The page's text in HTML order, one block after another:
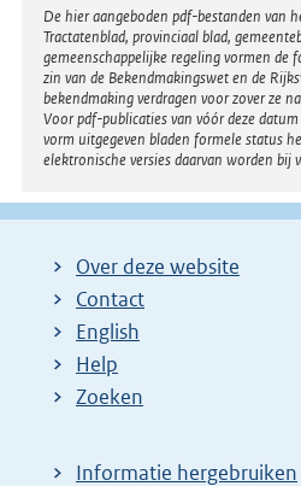
Disclaimer
De hier aangeboden pdf-bestanden van
Tractatenblad, provinciaal blad,
gemeenschappelijke regeling vormen de
zin van de Bekendmakingswet en de
bekendmaking verdragen voor zover ze
Voor pdf-publicaties van vóór deze
vorm uitgegeven bladen formele status
elektronische versies daarvan worden bij
Over deze website
Contact
English
Help
Zoeken
Informatie hergebruiken